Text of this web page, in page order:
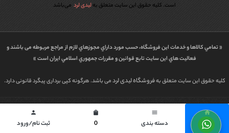
است. کليه حقوق اين سايت متعلق بهلیدی لرد می‌باشد
« تمامي كالاها و خدمات اين فروشگاه، حسب مورد داراي مجوزهاي لازم از مراجع مربوطه می باشند و
فعاليت هاي اين سايت تابع قوانين و مقررات جمهوري اسلامي ايران است »
کلیه حقوق این سایت متعلق بهفروشگاه لیدی لردمی باشد. هرگونه کپی برداری پیگرد قانونی دارد.
طراحی شده توسط | پاورگرافhome
خانه
menu
دسته بندی
shopping_bag
0
person
ثبت نام/ورود